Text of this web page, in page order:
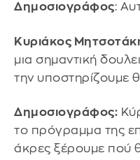
Δημοσιογράφος:
Κυριάκος
μια σημαντική
την υποστηρίζουμε
Δημοσιογράφος:
το πρόγραμμα της
άκρες ξέρουμε πού